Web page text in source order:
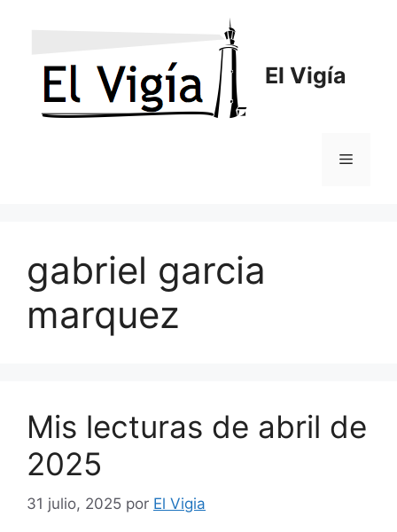
El Vigía
Menú
gabriel garcia
marquez
Mis lecturas de abril de
2025
31 julio, 2025 por El Vigia